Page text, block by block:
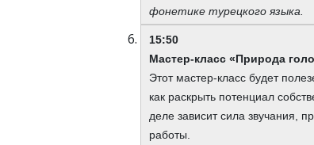
фонетике турецкого языка.
15:50
Мастер-класс «Природа
Этот мастер-класс будет
как раскрыть потенциал
деле зависит сила звучания,
работы.